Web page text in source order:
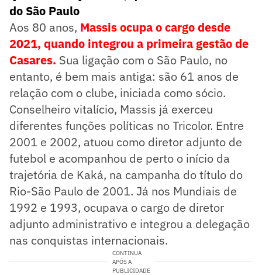
do São Paulo
Aos 80 anos, Massis ocupa o cargo desde
2021, quando integrou a primeira gestão de
Casares. Sua ligação com o São Paulo, no
entanto, é bem mais antiga: são 61 anos de
relação com o clube, iniciada como sócio.
Conselheiro vitalício, Massis já exerceu
diferentes funções políticas no Tricolor. Entre
2001 e 2002, atuou como diretor adjunto de
futebol e acompanhou de perto o início da
trajetória de Kaká, na campanha do título do
Rio-São Paulo de 2001. Já nos Mundiais de
1992 e 1993, ocupava o cargo de diretor
adjunto administrativo e integrou a delegação
nas conquistas internacionais.
CONTINUA
APÓS A
PUBLICIDADE